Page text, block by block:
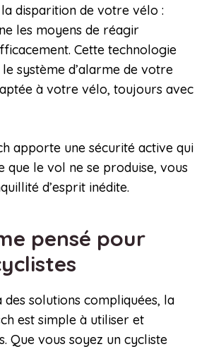
disparition de votre vélo :
les moyens de réagir
Cette technologie
système d’alarme de votre
à votre vélo, toujours avec
apporte une sécurité active qui
que le vol ne se produise, vous
d’esprit inédite.
pensé pour
solutions compliquées, la
est simple à utiliser et
Que vous soyez un cycliste